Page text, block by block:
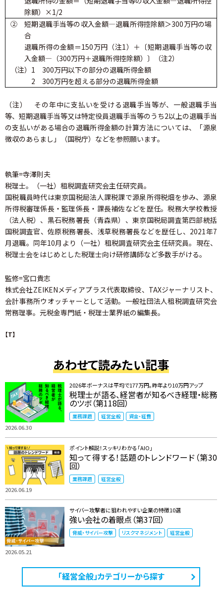
除額）×1/2
② 短期退職手当等の収入金額―退職所得控除額＞300万円の場
合
退職所得の金額＝150万円（注1）＋〔短期退職手当等の収
入金額―（300万円＋退職所得控除額）〕（注2）
（注）1 300万円以下の部分の退職所得金額
2 300万円を超える部分の退職所得金額
（注） その年中に支払いを受ける退職手当等が、一般退職手当
等、短期退職手当等又は特定役員退職手当等のうち2以上の退職手当
の支払いがある場合の退職所得金額の計算方法については、「源泉
徴収のあらまし」（国税庁）などを参照願います。
執筆=寺澤則夫
税理士。（一社）租税調査研究会主任研究員。
国税職員時代は東京国税局法人課税課で源泉所得税畑を歩み、源泉
所得税審理係長・監理係長・課長補佐などを歴任。税務大学校教授
（法人税）、黒石税務署長（青森県）、東京国税局調査第四部統括
国税調査官、佐原税務署長、浅草税務署長などを歴任し、2021年7
月退職。同年10月より（一社）租税調査研究会主任研究員。現在、
税理士会をはじめとした税理士向け研修講師など多数手がける。
監修=宮口貴志
株式会社ZEIKENメディアプラス代表取締役、TAXジャーナリスト、
会計事務所ウオッチャーとして活動。一般社団法人租税調査研究会
常務理事。元税金専門紙・税理士業界紙の編集長。
【T】
あわせて読みたい記事
2026.06.30
2026年ボーナスは平均で177万円。昨年より10万円アップ
税理士が語る、経営者が知るべき経理・総務
のツボ（第118回）
業務課題 経営全般 資金・経費
2026.06.19
ポイント解説！スッキリわかる「AIO」
知って得する！話題のトレンドワード（第30
回）
業務課題 経営全般
2026.05.21
サイバー攻撃者に狙われやすい企業の特徴10選
強い会社の着眼点（第37回）
脅威・サイバー攻撃 リスクマネジメント 経営全般
「経営全般」カテゴリーから探す